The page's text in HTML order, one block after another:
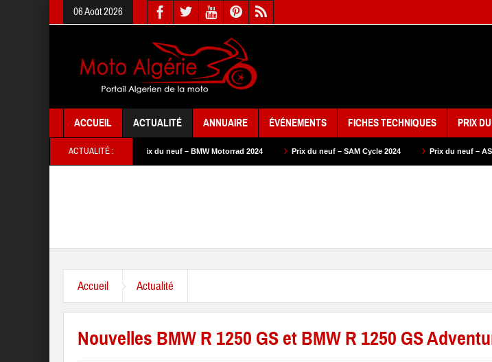
06 Août 2026
ACCUEIL ACTUALITÉ ANNUAIRE ÉVÉNEMENTS FICHES TECHNIQUES PRIX
ACTUALITÉ :
Prix du neuf – BMW Motorrad 2024 Prix du neuf – SAM Cycle 2024 Prix du neuf – AS Motors 2024
Accueil Actualité
Nouvelles BMW R 1250 GS et BMW R 1250 GS